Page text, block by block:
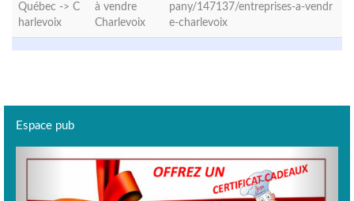
Québec -> C
harlevoix
à vendre
Charlevoix
pany/147137/entreprises-a-vendr
e-charlevoix
Espace pub